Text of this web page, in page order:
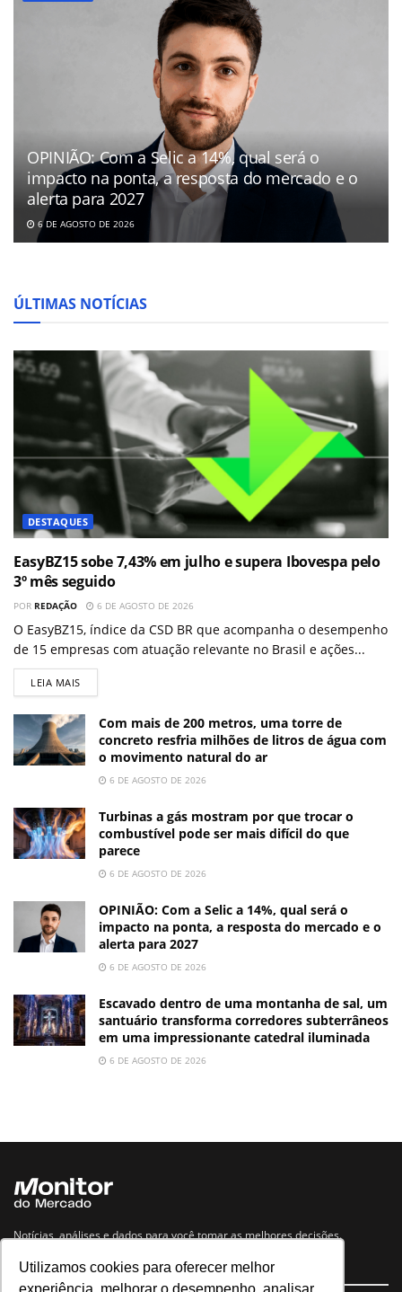
Utilizamos cookies para oferecer melhor
OPINIÃO: Com a Selic a 14%, qual será o
impacto na ponta, a resposta do mercado e o
alerta para 2027
6 DE AGOSTO DE 2026
ÚLTIMAS NOTÍCIAS
DESTAQUES
EasyBZ15 sobe 7,43% em julho e supera Ibovespa pelo
3º mês seguido
POR REDAÇÃO 6 DE AGOSTO DE 2026
O EasyBZ15, índice da CSD BR que acompanha o desempenho
de 15 empresas com atuação relevante no Brasil e ações...
LEIA MAIS
Com mais de 200 metros, uma torre de
concreto resfria milhões de litros de água com
o movimento natural do ar
6 DE AGOSTO DE 2026
Turbinas a gás mostram por que trocar o
combustível pode ser mais difícil do que
parece
6 DE AGOSTO DE 2026
OPINIÃO: Com a Selic a 14%, qual será o
impacto na ponta, a resposta do mercado e o
alerta para 2027
6 DE AGOSTO DE 2026
Escavado dentro de uma montanha de sal, um
santuário transforma corredores subterrâneos
em uma impressionante catedral iluminada
6 DE AGOSTO DE 2026
Notícias, análises e dados para você tomar as melhores decisões.
Navegue no site